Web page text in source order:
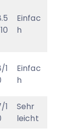
Einfac
h
1
Einfac
h
1
Sehr
leicht